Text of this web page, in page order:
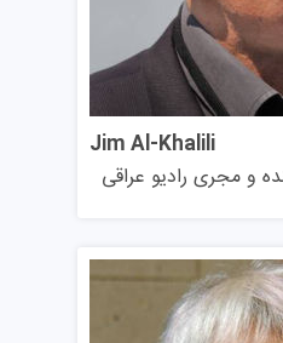
نمرات آزمون زبان انگلیسی: آیلتس ۶.۵ - تافل ۸۸ - دولینگو
دوره‌های تحقیقاتی)
Jim Al-Khalili
و مجری رادیو عراقی